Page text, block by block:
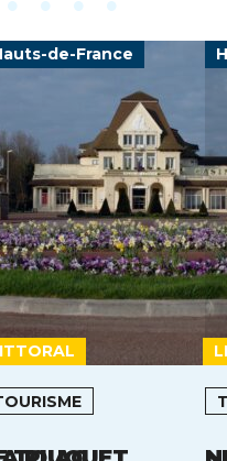
de-France